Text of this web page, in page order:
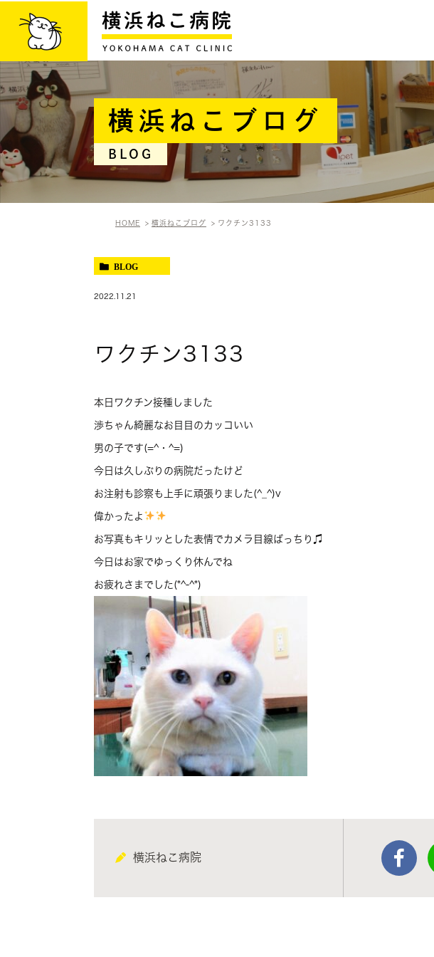
横浜ねこブログ
BLOG
HOME 横浜ねこブログ ワクチン3133
BLOG
2022.11.21
ワクチン3133
本日ワクチン接種しました
渉ちゃん綺麗なお目目のカッコいい
男の子です(=^・^=)
今日は久しぶりの病院だったけど
お注射も診察も上手に頑張りました(^_^)v
偉かったよ
お写真もキリッとした表情でカメラ目線ばっちり♫
今日はお家でゆっくり休んでね
お疲れさまでした(*^-^*)
横浜ねこ病院